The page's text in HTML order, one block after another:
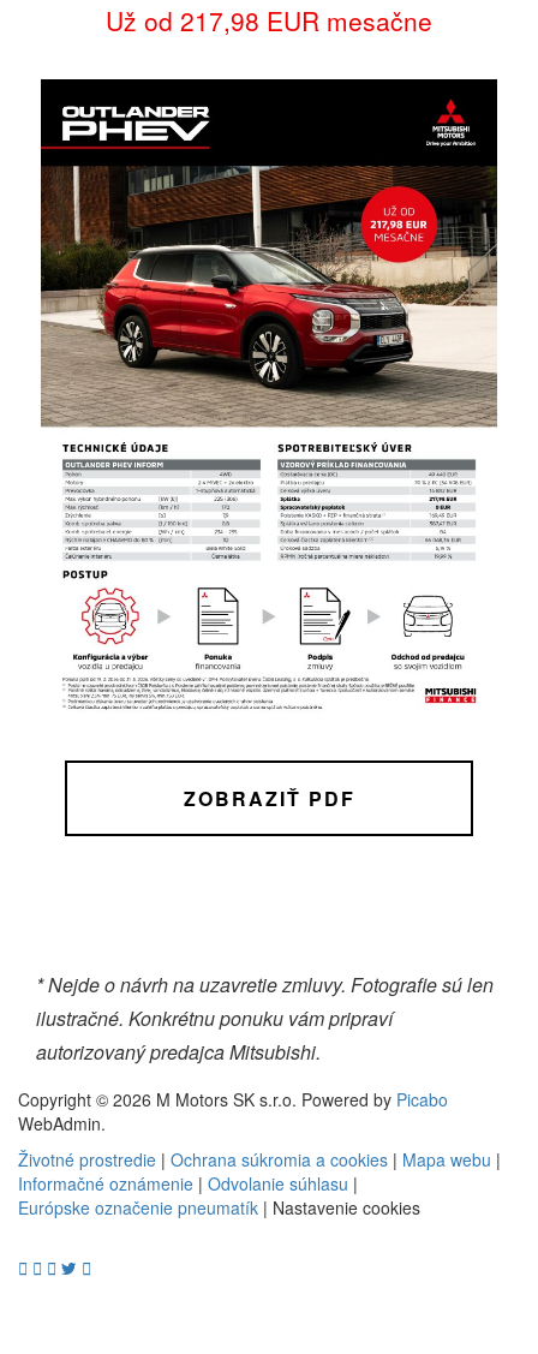
Už od 217,98 EUR mesačne
ZOBRAZIŤ PDF
* Nejde o návrh na uzavretie zmluvy. Fotografie sú len
ilustračné. Konkrétnu ponuku vám pripraví
autorizovaný predajca Mitsubishi.
Copyright © 2026 M Motors SK s.r.o. Powered by Picabo
WebAdmin.
Životné prostredie | Ochrana súkromia a cookies | Mapa webu |
Informačné oznámenie | Odvolanie súhlasu |
Európske označenie pneumatík | Nastavenie cookies